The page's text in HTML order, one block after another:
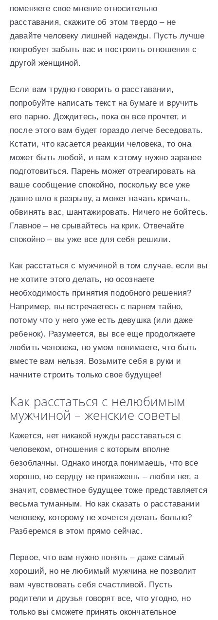
поменяете свое мнение относительно
расставания, скажите об этом твердо – не
давайте человеку лишней надежды. Пусть лучше
попробует забыть вас и построить отношения с
другой женщиной.
Если вам трудно говорить о расставании,
попробуйте написать текст на бумаге и вручить
его парню. Дождитесь, пока он все прочтет, и
после этого вам будет гораздо легче беседовать.
Кстати, что касается реакции человека, то она
может быть любой, и вам к этому нужно заранее
подготовиться. Парень может отреагировать на
ваше сообщение спокойно, поскольку все уже
давно шло к разрыву, а может начать кричать,
обвинять вас, шантажировать. Ничего не бойтесь.
Главное – не срывайтесь на крик. Отвечайте
спокойно – вы уже все для себя решили.
Как расстаться с мужчиной в том случае, если вы
не хотите этого делать, но осознаете
необходимость принятия подобного решения?
Например, вы встречаетесь с парнем тайно,
потому что у него уже есть девушка (или даже
ребенок). Разумеется, вы все еще продолжаете
любить человека, но умом понимаете, что быть
вместе вам нельзя. Возьмите себя в руки и
начните строить только свое будущее!
Как расстаться с нелюбимым
мужчиной – женские советы
Кажется, нет никакой нужды расставаться с
человеком, отношения с которым вполне
безоблачны. Однако иногда понимаешь, что все
хорошо, но сердцу не прикажешь – любви нет, а
значит, совместное будущее тоже представляется
весьма туманным. Но как сказать о расставании
человеку, которому не хочется делать больно?
Разберемся в этом прямо сейчас.
Первое, что вам нужно понять – даже самый
хороший, но не любимый мужчина не позволит
вам чувствовать себя счастливой. Пусть
родители и друзья говорят все, что угодно, но
только вы сможете принять окончательное